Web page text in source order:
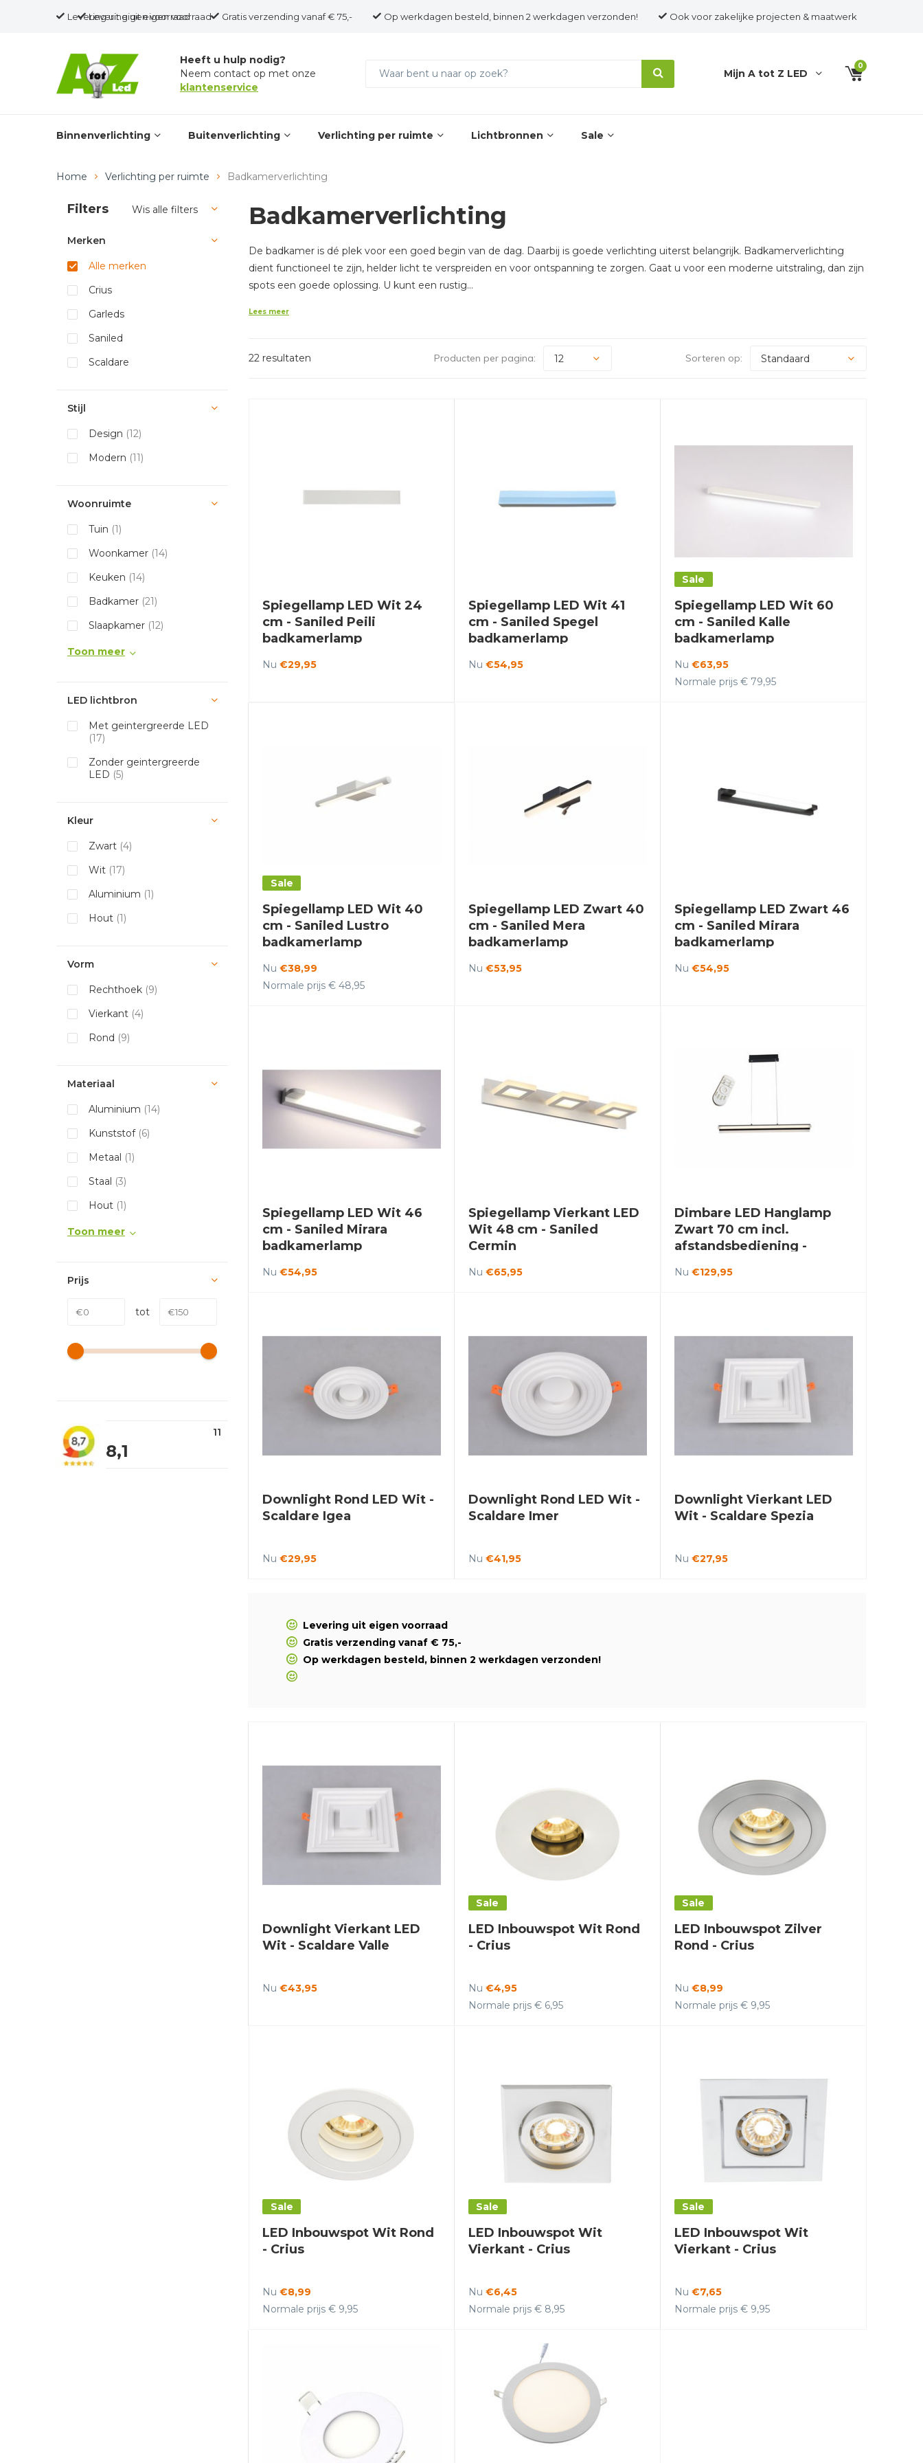
Binnenverlichting Buitenverlichting Verlichting per ruimte Lichtbronnen Sale
Levering uit eigen voorraad Gratis verzending vanaf € 75,- Op werkdagen besteld, binnen 2 werkdagen verzonden! Ook voor zakelijke projecten & maatwerk
Levering uit eigen voorraad
Heeft u hulp nodig?
Neem contact op met onze
klantenservice
Mijn A tot Z LED
0
Home Verlichting per ruimte Badkamerverlichting
Badkamerverlichting
De badkamer is dé plek voor een goed begin van de dag. Daarbij is goede verlichting uiterst belangrijk. Badkamerverlichting
dient functioneel te zijn, helder licht te verspreiden en voor ontspanning te zorgen. Gaat u voor een moderne uitstraling, dan zijn
spots een goede oplossing. U kunt een rustig...
Lees meer
22 resultaten Producten per pagina: Sorteren op:
Spiegellamp LED Wit 24
cm - Saniled Peili
badkamerlamp
Nu €29,95
Spiegellamp LED Wit 41
cm - Saniled Spegel
badkamerlamp
Nu €54,95
Sale
Spiegellamp LED Wit 60
cm - Saniled Kalle
badkamerlamp
Nu €63,95
Normale prijs € 79,95
Sale
Spiegellamp LED Wit 40
cm - Saniled Lustro
badkamerlamp
Nu €38,99
Normale prijs € 48,95
Spiegellamp LED Zwart 40
cm - Saniled Mera
badkamerlamp
Nu €53,95
Spiegellamp LED Zwart 46
cm - Saniled Mirara
badkamerlamp
Nu €54,95
Spiegellamp LED Wit 46
cm - Saniled Mirara
badkamerlamp
Nu €54,95
Spiegellamp Vierkant LED
Wit 48 cm - Saniled
Cermin
Nu €65,95
Dimbare LED Hanglamp
Zwart 70 cm incl.
afstandsbediening -
Nu €129,95
Downlight Rond LED Wit -
Scaldare Igea
Nu €29,95
Downlight Rond LED Wit -
Scaldare Imer
Nu €41,95
Downlight Vierkant LED
Wit - Scaldare Spezia
Nu €27,95
Levering uit eigen voorraad
Gratis verzending vanaf € 75,-
Op werkdagen besteld, binnen 2 werkdagen verzonden!
Downlight Vierkant LED
Wit - Scaldare Valle
Nu €43,95
Sale
LED Inbouwspot Wit Rond
- Crius
Nu €4,95
Normale prijs € 6,95
Sale
LED Inbouwspot Zilver
Rond - Crius
Nu €8,99
Normale prijs € 9,95
Sale
LED Inbouwspot Wit Rond
- Crius
Nu €8,99
Normale prijs € 9,95
Sale
LED Inbouwspot Wit
Vierkant - Crius
Nu €6,45
Normale prijs € 8,95
Sale
LED Inbouwspot Wit
Vierkant - Crius
Nu €7,65
Normale prijs € 9,95
Filters Wis alle filters
Merken
Alle merken
Crius
Garleds
Saniled
Scaldare
Stijl
Design (12)
Modern (11)
Woonruimte
Tuin (1)
Woonkamer (14)
Keuken (14)
Badkamer (21)
Slaapkamer (12)
Toon meer
LED lichtbron
Met geintergreerde LED
(17)
Zonder geintergreerde
LED (5)
Kleur
Zwart (4)
Wit (17)
Aluminium (1)
Hout (1)
Vorm
Rechthoek (9)
Vierkant (4)
Rond (9)
Materiaal
Aluminium (14)
Kunststof (6)
Metaal (1)
Staal (3)
Hout (1)
Toon meer
Prijs
tot
8,1
11